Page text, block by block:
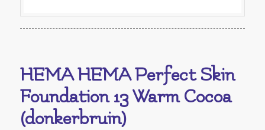
HEMA HEMA Perfect Skin
Foundation 13 Warm Cocoa
(donkerbruin)